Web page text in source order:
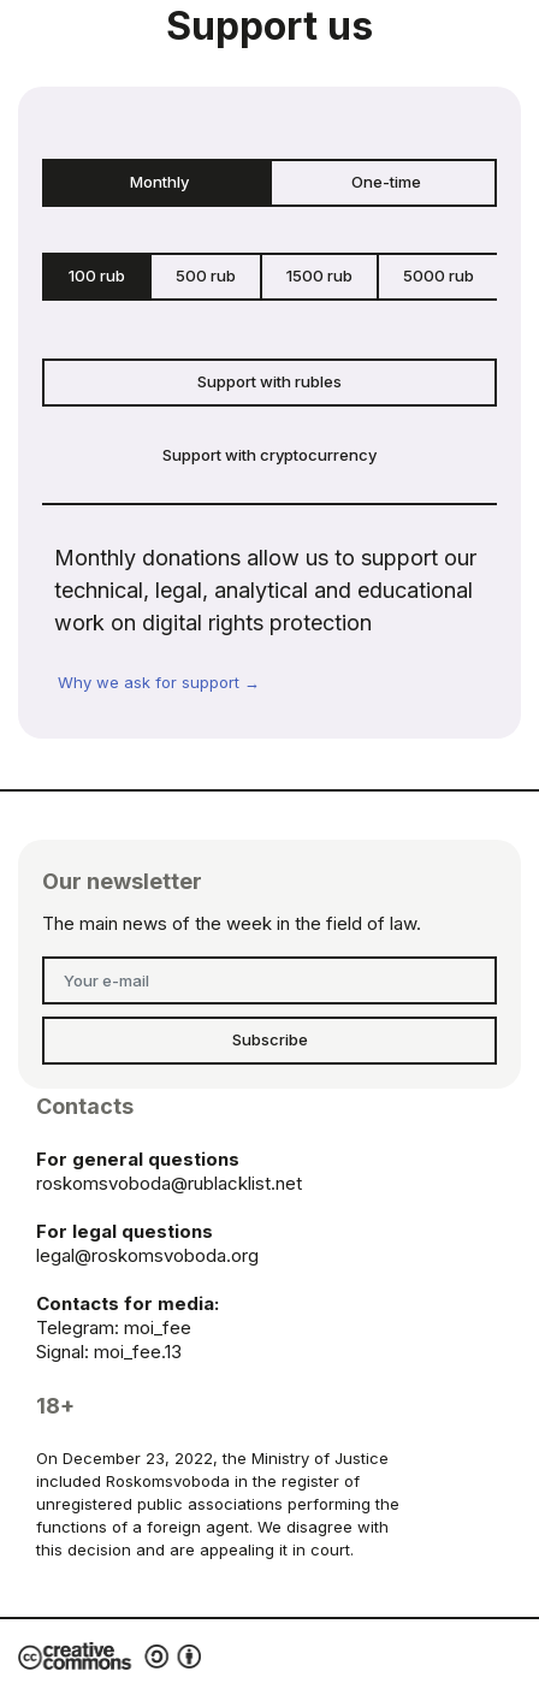
Support us
Monthly One-time
100 rub 500 rub 1500 rub 5000 rub
Support with rubles
Support with cryptocurrency
Monthly donations allow us to support our
technical, legal, analytical and educational
work on digital rights protection
Why we ask for support →
Our newsletter
The main news of the week in the field of law.
Subscribe
Contacts
For general questions
roskomsvoboda@rublacklist.net
For legal questions
legal@roskomsvoboda.org
Contacts for media:
Telegram: moi_fee
Signal: moi_fee.13
18+
On December 23, 2022, the Ministry of Justice
included Roskomsvoboda in the register of
unregistered public associations performing the
functions of a foreign agent. We disagree with
this decision and are appealing it in court.